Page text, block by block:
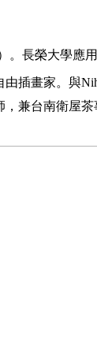
長榮大學應
插畫家。與
兼台南衛屋茶